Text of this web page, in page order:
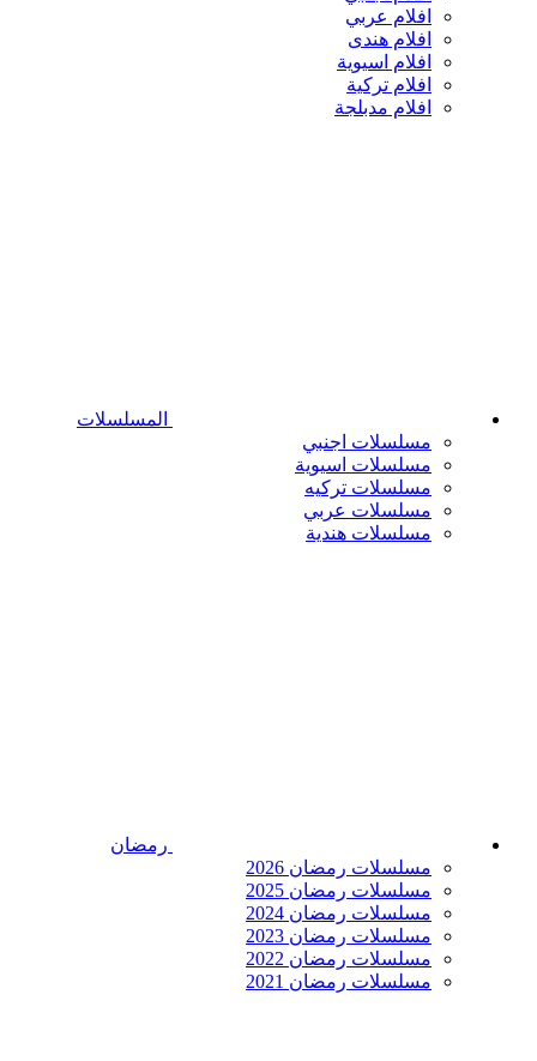
افلام عربي
افلام هندى
افلام اسيوية
افلام تركية
افلام مدبلجة
المسلسلات
مسلسلات اجنبي
مسلسلات اسيوية
مسلسلات تركيه
مسلسلات عربي
مسلسلات هندية
رمضان
مسلسلات رمضان 2026
مسلسلات رمضان 2025
مسلسلات رمضان 2024
مسلسلات رمضان 2023
مسلسلات رمضان 2022
مسلسلات رمضان 2021